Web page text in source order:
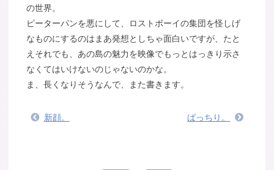
の世界。
ピーターパンを悪にして、ロストボーイの集団を怪しげ
なものにするのはまあ発想としちゃ面白いですが、たと
えそれでも、あの島の魅力を映像でもっとはっきり示さ
なくてはいけないのじゃないのかな。
ま、長くなりそうなんで、また書きます。
新顔。 ばっちり。